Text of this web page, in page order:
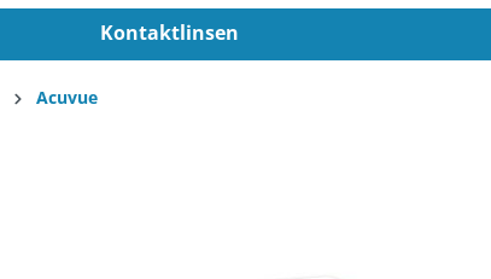
Kontaktlinsen
Acuvue